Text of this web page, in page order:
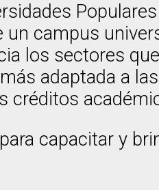
Populares
campus
los sectores
adaptada a las
créditos
capacitar y